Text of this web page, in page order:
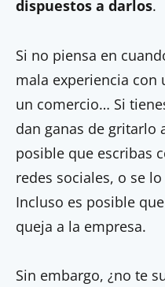
dispuestos a darlos.
Si no piensa en
mala experiencia con
un comercio… Si
dan ganas de gritarlo
posible que escribas
redes sociales, o se
Incluso es posible
queja a la empresa.
Sin embargo, ¿no te